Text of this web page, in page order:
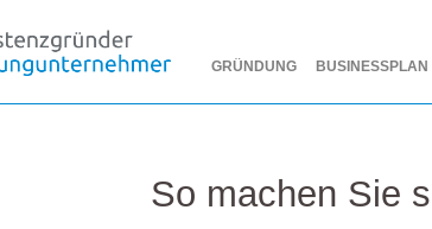
GRÜNDUNG BUSINESSPLAN
So machen Sie